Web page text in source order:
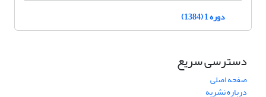
دوره 1 (1384)
دسترسی سریع
صفحه اصلی
درباره نشریه